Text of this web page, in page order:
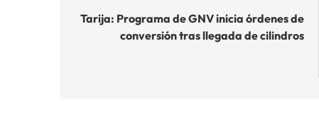
de
entradas
Tarija: Programa de GNV inicia órdenes de
conversión tras llegada de cilindros